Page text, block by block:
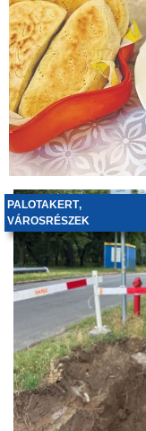
PALOTAKERT,
VÁROSRÉSZEK